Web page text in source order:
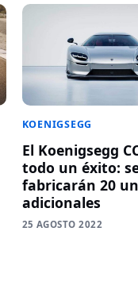
KOENIGSEGG
El Koenigsegg
todo un éxito:
fabricarán 20
adicionales
25 AGOSTO 2022